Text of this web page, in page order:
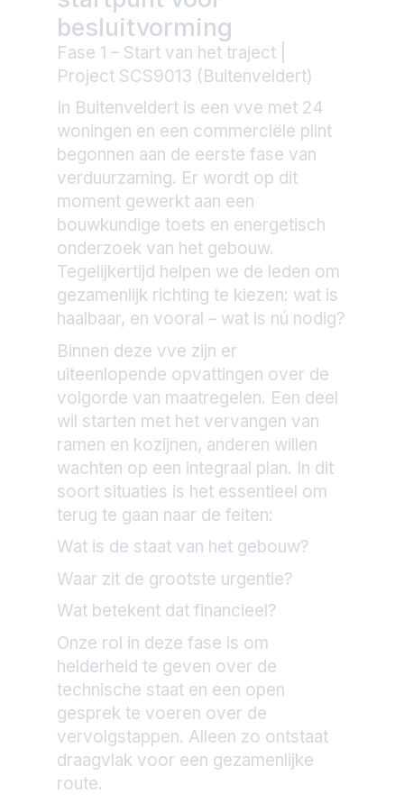
besluitvorming
Fase 1 – Start van het traject |
Project SCS9013 (Buitenveldert)
In Buitenveldert is een vve met 24
woningen en een commerciële plint
begonnen aan de eerste fase van
verduurzaming. Er wordt op dit
moment gewerkt aan een
bouwkundige toets en energetisch
onderzoek van het gebouw.
Tegelijkertijd helpen we de leden om
gezamenlijk richting te kiezen: wat is
haalbaar, en vooral – wat is nú nodig?
Binnen deze vve zijn er
uiteenlopende opvattingen over de
volgorde van maatregelen. Een deel
wil starten met het vervangen van
ramen en kozijnen, anderen willen
wachten op een integraal plan. In dit
soort situaties is het essentieel om
terug te gaan naar de feiten:
Wat is de staat van het gebouw?
Waar zit de grootste urgentie?
Wat betekent dat financieel?
Onze rol in deze fase is om
helderheid te geven over de
technische staat en een open
gesprek te voeren over de
vervolgstappen. Alleen zo ontstaat
draagvlak voor een gezamenlijke
route.